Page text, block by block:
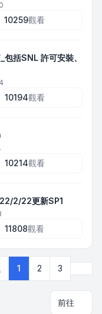
10259觀看
括SNL 許可安裝、
10194觀看
10214觀看
2/22更新SP1
11808觀看
1 2 3
前往